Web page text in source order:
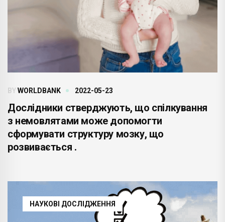
BYWORLDBANK 2022-05-23
Дослідники стверджують, що спілкування
з немовлятами може допомогти
сформувати структуру мозку, що
розвивається .
НАУКОВІ ДОСЛІДЖЕННЯ